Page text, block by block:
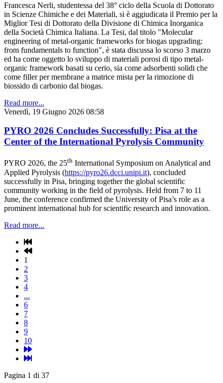
Francesca Nerli, studentessa del 38° ciclo della Scuola di Dottorato
in Scienze Chimiche e dei Materiali, si è aggiudicata il Premio per la
Miglior Tesi di Dottorato della Divisione di Chimica Inorganica
della Società Chimica Italiana. La Tesi, dal titolo "Molecular
engineering of metal-organic frameworks for biogas upgrading:
from fundamentals to function", è stata discussa lo scorso 3 marzo
ed ha come oggetto lo sviluppo di materiali porosi di tipo metal-
organic framework basati su cerio, sia come adsorbenti solidi che
come filler per membrane a matrice mista per la rimozione di
biossido di carbonio dal biogas.
Read more...
Venerdì, 19 Giugno 2026 08:58
PYRO 2026 Concludes Successfully: Pisa at the
Center of the International Pyrolysis Community
PYRO 2026, the 25th International Symposium on Analytical and
Applied Pyrolysis (https://pyro26.dcci.unipi.it), concluded
successfully in Pisa, bringing together the global scientific
community working in the field of pyrolysis. Held from 7 to 11
June, the conference confirmed the University of Pisa’s role as a
prominent international hub for scientific research and innovation.
Read more...
1
2
3
4
...
6
7
8
9
10
Pagina 1 di 37